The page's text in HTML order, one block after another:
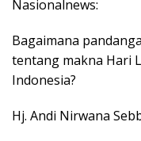
Nasionalnews:
Bagaimana
tentang makna Hari
Indonesia?
Hj. Andi Nirwana